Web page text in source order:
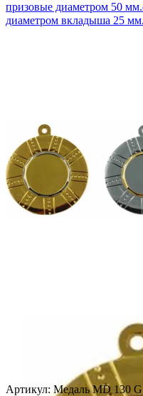
призовые диаметром 50
диаметром вкладыша 25
Артикул: Медаль MD 130 G